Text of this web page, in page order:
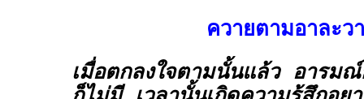
ควายตามอาละว
เมื่อตกลงใจตามนั้นแล้ว อารม